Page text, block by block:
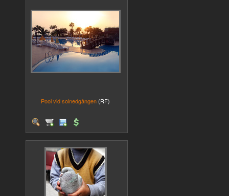
Pool vid solnedgången (RF)